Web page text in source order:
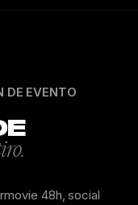
DE EVENTO
48h, social